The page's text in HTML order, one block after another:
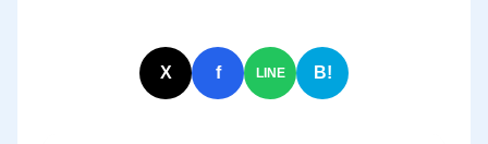
X f LINE B!